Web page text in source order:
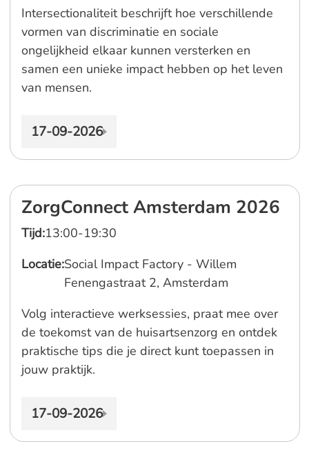
Intersectionaliteit beschrijft hoe verschillende
vormen van discriminatie en sociale
ongelijkheid elkaar kunnen versterken en
samen een unieke impact hebben op het leven
van mensen.
17-09-2026
ZorgConnect Amsterdam 2026
Tijd:13:00-19:30
Locatie:Social Impact Factory - Willem
Fenengastraat 2, Amsterdam
Volg interactieve werksessies, praat mee over
de toekomst van de huisartsenzorg en ontdek
praktische tips die je direct kunt toepassen in
jouw praktijk.
17-09-2026